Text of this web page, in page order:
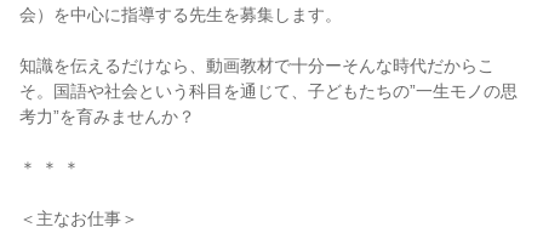
会）を中心に指導する先生を募集します。
知識を伝えるだけなら、動画教材で十分ーそんな時代だからこ
そ。国語や社会という科目を通じて、子どもたちの”一生モノの思
考力”を育みませんか？
＊ ＊ ＊
＜主なお仕事＞